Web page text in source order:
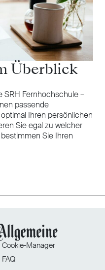
Überblick
SRH Fernhochschule –
passende
Ihren persönlichen
Sie egal zu welcher
Sie Ihren
Cookie-Manager
FAQ